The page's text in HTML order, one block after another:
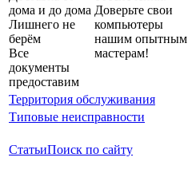
дома и до дома
Лишнего не
берём
Все
документы
предоставим
Доверьте свои
компьютеры
нашим опытным
мастерам!
Территория обслуживания
Типовые неисправности
СтатьиПоиск по сайту